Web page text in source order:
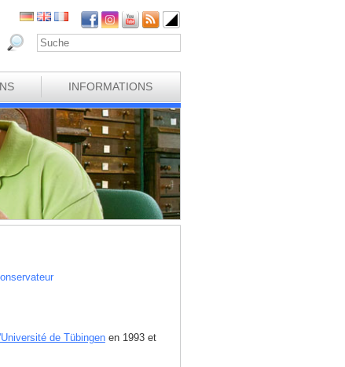
INFORMATIONS
l'Université de Tübingenen 1993 et